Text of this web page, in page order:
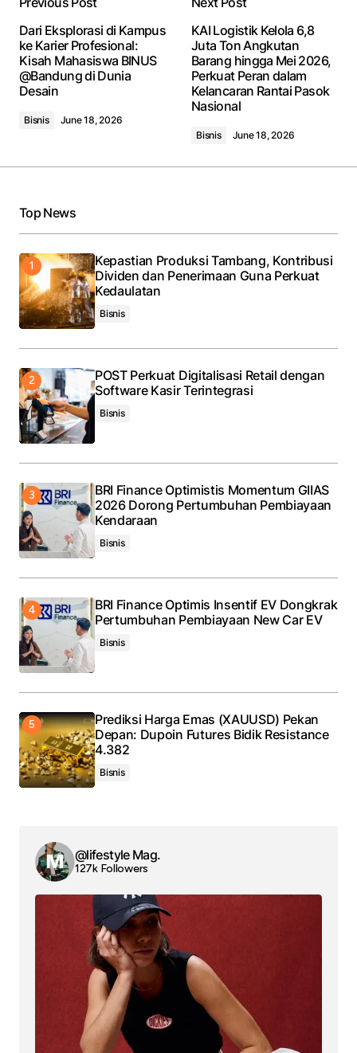
Dari Eksplorasi di Kampus
ke Karier Profesional:
Kisah Mahasiswa BINUS
@Bandung di Dunia
Desain
Bisnis June 18, 2026
KAI Logistik Kelola 6,8
Juta Ton Angkutan
Barang hingga Mei 2026,
Perkuat Peran dalam
Kelancaran Rantai Pasok
Nasional
Bisnis June 18, 2026
Top News
Kepastian Produksi Tambang, Kontribusi
Dividen dan Penerimaan Guna Perkuat
Kedaulatan
Bisnis
POST Perkuat Digitalisasi Retail dengan
Software Kasir Terintegrasi
Bisnis
BRI Finance Optimistis Momentum GIIAS
2026 Dorong Pertumbuhan Pembiayaan
Kendaraan
Bisnis
BRI Finance Optimis Insentif EV Dongkrak
Pertumbuhan Pembiayaan New Car EV
Bisnis
Prediksi Harga Emas (XAUUSD) Pekan
Depan: Dupoin Futures Bidik Resistance
4.382
Bisnis
@lifestyle Mag.
127k Followers